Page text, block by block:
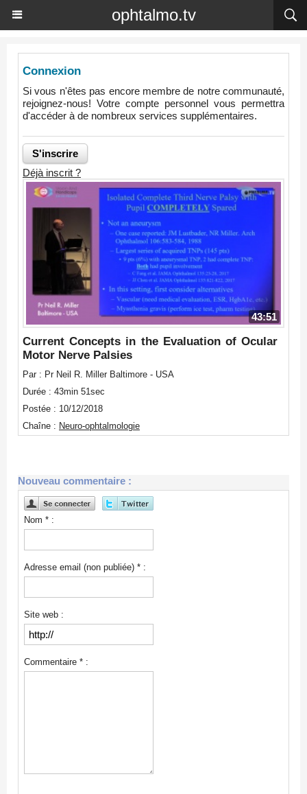
ophtalmo.tv
Connexion
Si vous n'êtes pas encore membre de notre communauté,
rejoignez-nous! Votre compte personnel vous permettra
d'accéder à de nombreux services supplémentaires.
Déjà inscrit ?
43:51
Current Concepts in the Evaluation of Ocular
Motor Nerve Palsies
Par : Pr Neil R. Miller Baltimore - USA
Durée : 43min 51sec
Postée : 10/12/2018
Chaîne : Neuro-ophtalmologie
Nouveau commentaire :
Nom * :
Adresse email (non publiée) * :
Site web :
Commentaire * :